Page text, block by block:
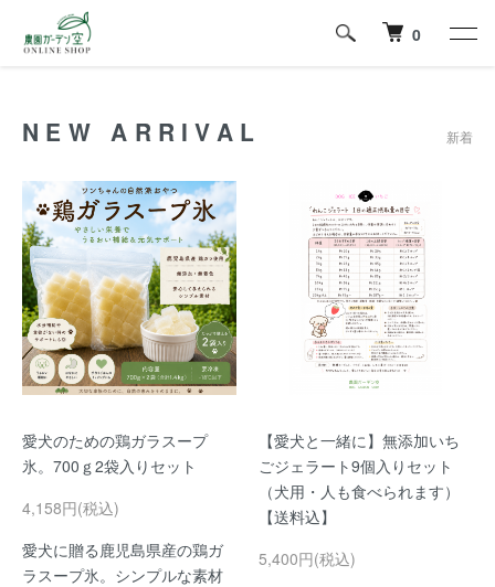
0
NEW ARRIVAL 新着
愛犬のための鶏ガラスープ
氷。700ｇ2袋入りセット
4,158円(税込)
愛犬に贈る鹿児島県産の鶏ガ
ラスープ氷。シンプルな素材
【愛犬と一緒に】無添加いち
ごジェラート9個入りセット
（犬用・人も食べられます）
【送料込】
5,400円(税込)